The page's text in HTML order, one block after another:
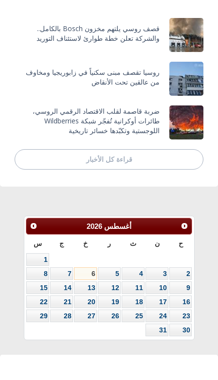
قصف روسي يلتهم مخزون Bosch بالكامل..
والشركة تعلن خطة طوارئ لاستئناف التوريد
روسيا تقصف مبنى سكنياً في زابوريجيا ومخاوف
من عالقين تحت الأنقاض
ضربة قاصمة لقلب الاقتصاد الرقمي الروسي،
طائرات أوكرانية تُفجّر شبكة Wildberries
اللوجستية وتكبّدها خسائر تاريخية
قراءة كل الأخبار
أغسطس 2026
ح ن ث ر خ ج س
1
2
3
4
5
6
7
8
9
10
11
12
13
14
15
16
17
18
19
20
21
22
23
24
25
26
27
28
29
30
31